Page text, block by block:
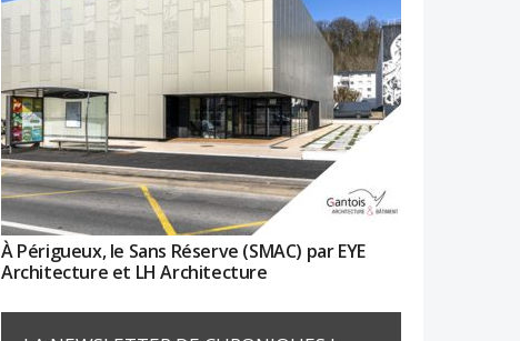
À Périgueux, le Sans Réserve (SMAC) par EYE
Architecture et LH Architecture